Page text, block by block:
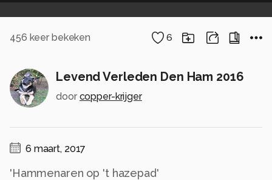
456 keer bekeken 6
Levend Verleden Den Ham 2016
door copper-krijger
6 maart, 2017
'Hammenaren op 't hazepad'